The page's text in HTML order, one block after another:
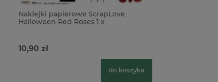
Naklejki papierowe ScrapLove
Halloween Red Roses 1 x
10,90 zł
do koszyka